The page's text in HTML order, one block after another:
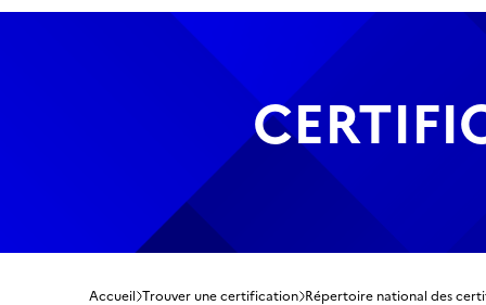
Accueil Trouver une certification Répertoire national des